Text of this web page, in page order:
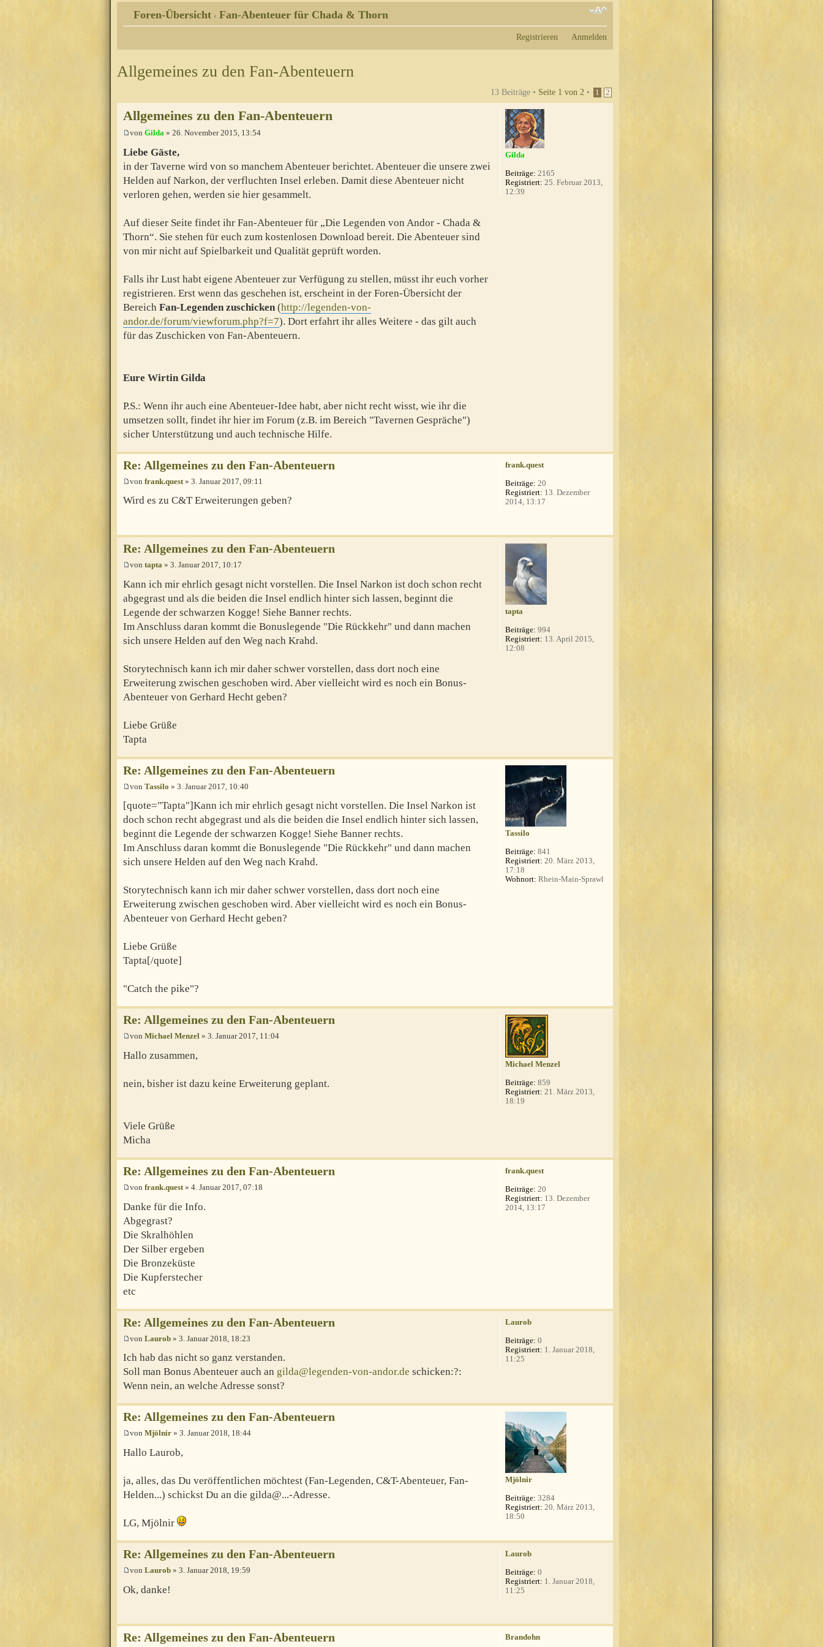
Foren-Übersicht ‹ Fan-Abenteuer für Chada & Thorn
Registrieren Anmelden
Allgemeines zu den Fan-Abenteuern
13 Beiträge • Seite 1 von 2 • 1 2
Allgemeines zu den Fan-Abenteuern
von Gilda » 26. November 2015, 13:54
Liebe Gäste,
in der Taverne wird von so manchem Abenteuer berichtet. Abenteuer die unsere zwei
Helden auf Narkon, der verfluchten Insel erleben. Damit diese Abenteuer nicht
verloren gehen, werden sie hier gesammelt.
Auf dieser Seite findet ihr Fan-Abenteuer für „Die Legenden von Andor - Chada &
Thorn“. Sie stehen für euch zum kostenlosen Download bereit. Die Abenteuer sind
von mir nicht auf Spielbarkeit und Qualität geprüft worden.
Falls ihr Lust habt eigene Abenteuer zur Verfügung zu stellen, müsst ihr euch vorher
registrieren. Erst wenn das geschehen ist, erscheint in der Foren-Übersicht der
Bereich Fan-Legenden zuschicken(http://legenden-von-
andor.de/forum/viewforum.php?f=7). Dort erfahrt ihr alles Weitere - das gilt auch
für das Zuschicken von Fan-Abenteuern.
Eure Wirtin Gilda
P.S.: Wenn ihr auch eine Abenteuer-Idee habt, aber nicht recht wisst, wie ihr die
umsetzen sollt, findet ihr hier im Forum (z.B. im Bereich "Tavernen Gespräche")
sicher Unterstützung und auch technische Hilfe.
Gilda
Beiträge: 2165
Registriert: 25. Februar 2013,
12:39
Re: Allgemeines zu den Fan-Abenteuern
von frank.quest » 3. Januar 2017, 09:11
Wird es zu C&T Erweiterungen geben?
frank.quest
Beiträge: 20
Registriert: 13. Dezember
2014, 13:17
Re: Allgemeines zu den Fan-Abenteuern
von tapta » 3. Januar 2017, 10:17
Kann ich mir ehrlich gesagt nicht vorstellen. Die Insel Narkon ist doch schon recht
abgegrast und als die beiden die Insel endlich hinter sich lassen, beginnt die
Legende der schwarzen Kogge! Siehe Banner rechts.
Im Anschluss daran kommt die Bonuslegende "Die Rückkehr" und dann machen
sich unsere Helden auf den Weg nach Krahd.
Storytechnisch kann ich mir daher schwer vorstellen, dass dort noch eine
Erweiterung zwischen geschoben wird. Aber vielleicht wird es noch ein Bonus-
Abenteuer von Gerhard Hecht geben?
Liebe Grüße
Tapta
tapta
Beiträge: 994
Registriert: 13. April 2015,
12:08
Re: Allgemeines zu den Fan-Abenteuern
von Tassilo » 3. Januar 2017, 10:40
[quote="Tapta"]Kann ich mir ehrlich gesagt nicht vorstellen. Die Insel Narkon ist
doch schon recht abgegrast und als die beiden die Insel endlich hinter sich lassen,
beginnt die Legende der schwarzen Kogge! Siehe Banner rechts.
Im Anschluss daran kommt die Bonuslegende "Die Rückkehr" und dann machen
sich unsere Helden auf den Weg nach Krahd.
Storytechnisch kann ich mir daher schwer vorstellen, dass dort noch eine
Erweiterung zwischen geschoben wird. Aber vielleicht wird es noch ein Bonus-
Abenteuer von Gerhard Hecht geben?
Liebe Grüße
Tapta[/quote]
"Catch the pike"?
Tassilo
Beiträge: 841
Registriert: 20. März 2013,
17:18
Wohnort: Rhein-Main-Sprawl
Re: Allgemeines zu den Fan-Abenteuern
von Michael Menzel » 3. Januar 2017, 11:04
Hallo zusammen,
nein, bisher ist dazu keine Erweiterung geplant.
Viele Grüße
Micha
Michael Menzel
Beiträge: 859
Registriert: 21. März 2013,
18:19
Re: Allgemeines zu den Fan-Abenteuern
von frank.quest » 4. Januar 2017, 07:18
Danke für die Info.
Abgegrast?
Die Skralhöhlen
Der Silber ergeben
Die Bronzeküste
Die Kupferstecher
etc
frank.quest
Beiträge: 20
Registriert: 13. Dezember
2014, 13:17
Re: Allgemeines zu den Fan-Abenteuern
von Laurob » 3. Januar 2018, 18:23
Ich hab das nicht so ganz verstanden.
Soll man Bonus Abenteuer auch an gilda@legenden-von-andor.de schicken:?:
Wenn nein, an welche Adresse sonst?
Laurob
Beiträge: 0
Registriert: 1. Januar 2018,
11:25
Re: Allgemeines zu den Fan-Abenteuern
von Mjölnir » 3. Januar 2018, 18:44
Hallo Laurob,
ja, alles, das Du veröffentlichen möchtest (Fan-Legenden, C&T-Abenteuer, Fan-
Helden...) schickst Du an die gilda@...-Adresse.
LG, Mjölnir
Mjölnir
Beiträge: 3284
Registriert: 20. März 2013,
18:50
Re: Allgemeines zu den Fan-Abenteuern
von Laurob » 3. Januar 2018, 19:59
Ok, danke!
Laurob
Beiträge: 0
Registriert: 1. Januar 2018,
11:25
Re: Allgemeines zu den Fan-Abenteuern Brandohn